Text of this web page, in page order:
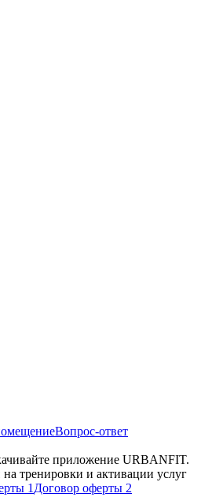
Вопрос-ответ
приложение URBANFIT.
на тренировки и активации услуг
1 Договор оферты 2